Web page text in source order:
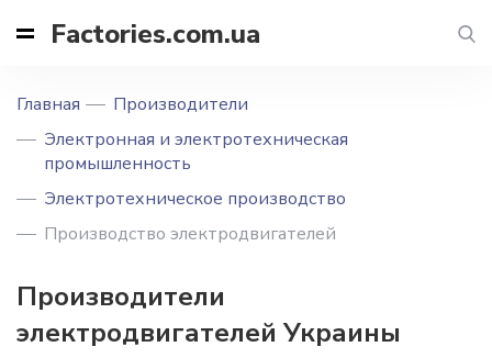
Factories.com.ua
Главная
Производители
Электронная и электротехническая
промышленность
Электротехническое производство
Производство электродвигателей
Производители
электродвигателей Украины